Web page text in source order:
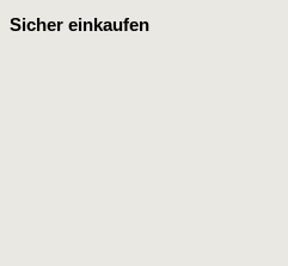
Sicher einkaufen